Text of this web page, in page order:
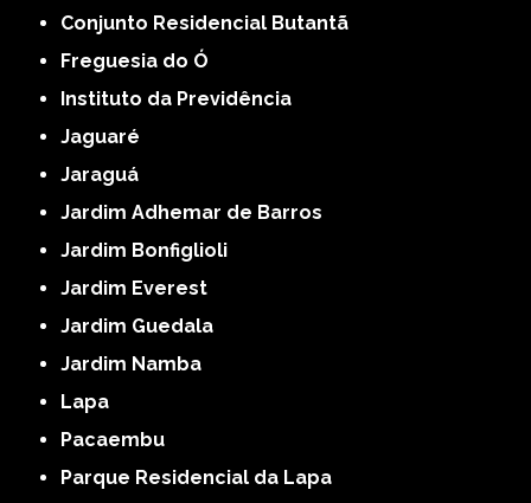
Conjunto Residencial Butantã
Freguesia do Ó
Instituto da Previdência
Jaguaré
Jaraguá
Jardim Adhemar de Barros
Jardim Bonfiglioli
Jardim Everest
Jardim Guedala
Jardim Namba
Lapa
Pacaembu
Parque Residencial da Lapa